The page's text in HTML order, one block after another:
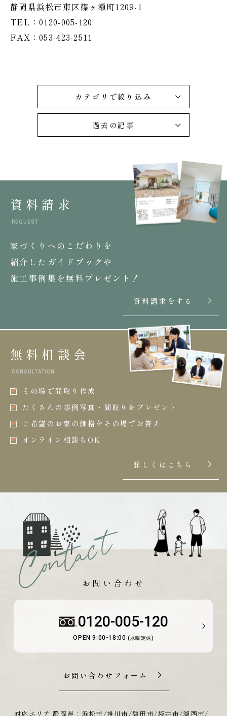
静岡県浜松市東区篠ヶ瀬町1209-1
TEL：0120-005-120
FAX：053-423-2511
カテゴリで絞り込み
過去の記事
資料請求
REQUEST
家づくりへのこだわりを
紹介したガイドブックや
施工事例集を無料プレゼント！
資料請求をする
無料相談会
CONSULTATION
その場で間取り作成
たくさんの事例写真・間取りをプレゼント
ご希望のお家の価格をその場でお答え
オンライン相談もOK
詳しくはこちら
お問い合わせ
0120-005-120
OPEN 9:00-18:00 (水曜定休)
お問い合わせフォーム
対応エリア 静岡県：浜松市/掛川市/磐田市/袋井市/湖西市/